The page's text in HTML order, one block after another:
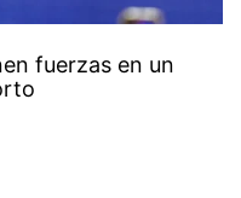
fuerzas en un